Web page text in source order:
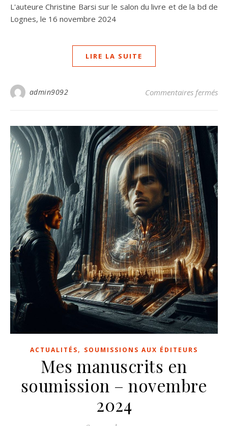
L'auteure Christine Barsi sur le salon du livre et de la bd de
Lognes, le 16 novembre 2024
LIRE LA SUITE
admin9092 Commentaires fermés
ACTUALITÉS, SOUMISSIONS AUX ÉDITEURS
Mes manuscrits en
soumission – novembre
2024